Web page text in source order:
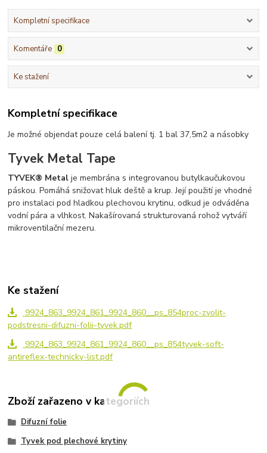
Kompletní specifikace
Komentáře 0
Ke stažení
Kompletní specifikace
Je možné objendat pouze celá balení tj. 1 bal 37,5m2 a násobky
Tyvek Metal Tape
TYVEK® Metal je membrána s integrovanou butylkaučukovou
páskou. Pomáhá snižovat hluk deště a krup. Její použití je vhodné
pro instalaci pod hladkou plechovou krytinu, odkud je odváděna
vodní pára a vlhkost. Nakašírovaná strukturovaná rohož vytváří
mikroventilační mezeru.
Ke stažení
9924_863_9924_861_9924_860__ps_854proc-zvolit-
podstresni-difuzni-folii-tyvek.pdf
9924_863_9924_861_9924_860__ps_854tyvek-soft-
antireflex-technicky-list.pdf
Zboží zařazeno v kategoriích
Difuzní folie
Tyvek pod plechové krytiny